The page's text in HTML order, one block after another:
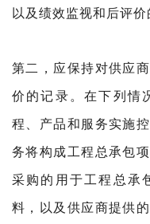
以及绩效监视和后评价
第二，应保持对供应
价的记录。在下列情
程、产品和服务实施
务将构成工程总承包
采购的用于工程总承
料，以及供应商提供